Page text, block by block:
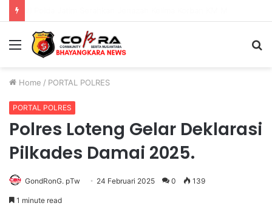
Menu
Home / PORTAL POLRES
PORTAL POLRES
Polres Loteng Gelar Deklarasi
Pilkades Damai 2025.
GondRonG. pTw 24 Februari 2025 0 139
1 minute read